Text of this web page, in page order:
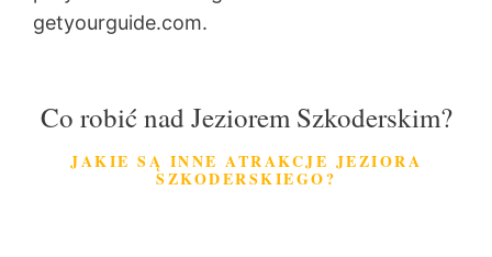
getyourguide.com.
Co robić nad Jeziorem Szkoderskim?
JAKIE SĄ INNE ATRAKCJE JEZIORA
SZKODERSKIEGO?